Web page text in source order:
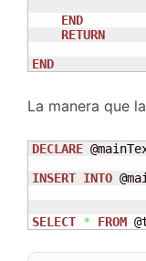
END
RETURN
END
La manera que
DECLARE
INSERT INTO
SELECT * FROM